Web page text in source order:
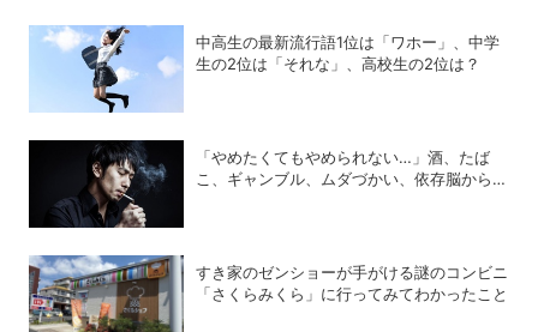
中高生の最新流行語1位は「ワホー」、中学
生の2位は「それな」、高校生の2位は？
「やめたくてもやめられない…」酒、たば
こ、ギャンブル、ムダづかい、依存脳から脱
すき家のゼンショーが手がける謎のコンビニ
「さくらみくら」に行ってみてわかったこと